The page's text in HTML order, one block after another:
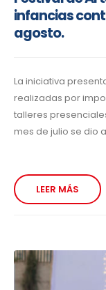
infancias
agosto.
La iniciativa
realizadas por
talleres
mes de julio se dio
LEER MÁS